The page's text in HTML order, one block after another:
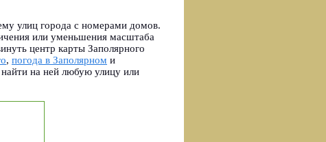
улиц города с номерами домов.
или уменьшения масштаба
центр карты Заполярного
, погода в Заполярном и
на ней любую улицу или